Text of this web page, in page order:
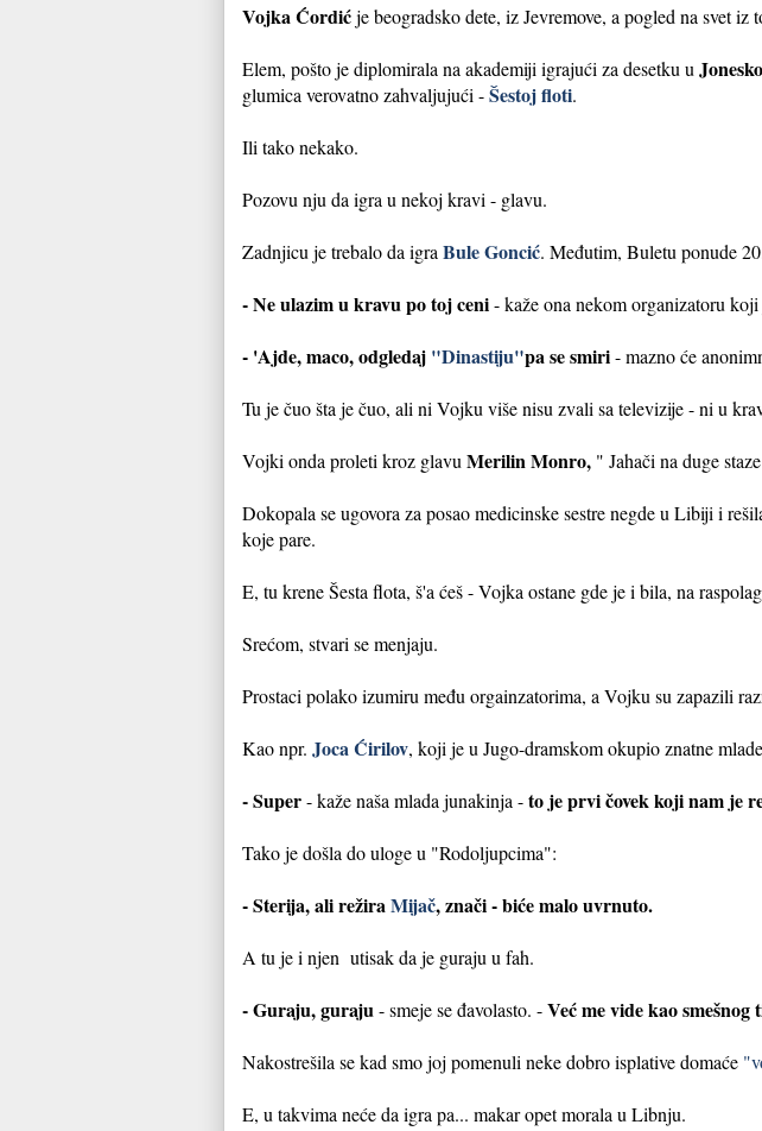
Vojka Ćordićje beogradsko dete, iz Jevremove, a pogled na svet iz
Elem, pošto je diplomirala na akademiji igrajući za desetku u
glumica verovatno zahvaljujući -Šestoj floti.
Ili tako nekako.
Pozovu nju da igra u nekoj kravi - glavu.
Zadnjicu je trebalo da igra Bule Goncić. Međutim, Buletu ponude
- Ne ulazim u kravu po toj ceni- kaže ona nekom organizatoru
- 'Ajde, maco, odgledaj "Dinastiju"pa se smiri- mazno će
Tu je čuo šta je čuo, ali ni Vojku više nisu zvali sa televizije - ni u
Vojki onda proleti kroz glavu Merilin Monro, " Jahači na duge
Dokopala se ugovora za posao medicinske sestre negde u Libiji i
koje pare.
E, tu krene Šesta flota, š'a ćeš - Vojka ostane gde je i bila, na
Srećom, stvari se menjaju.
Prostaci polako izumiru među orgainzatorima, a Vojku su zapazili
Kao npr. Joca Ćirilov, koji je u Jugo-dramskom okupio znatne
- Super- kaže naša mlada junakinja -to je prvi čovek koji nam je
Tako je došla do uloge u "Rodoljupcima":
- Sterija, ali režira Mijač, znači - biće malo uvrnuto.
A tu je i njen utisak da je guraju u fah.
- Guraju, guraju - smeje se đavolasto. -Već me vide kao
Nakostrešila se kad smo joj pomenuli neke dobro isplative domaće
E, u takvima neće da igra pa... makar opet morala u Libnju.